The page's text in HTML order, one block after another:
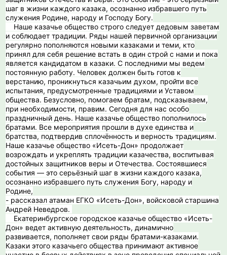
шаг в жизни каждого казака, осознанно избравшего путь
служения Родине, народу и Господу Богу.
️ Наше казачье общество строго следует дедовым заветам
и соблюдает традиции. Ряды нашей первичной организации
регулярно пополняются новыми казаками и теми, кто
принял для себя решение встать в один строй с нами и пока
является кандидатом в казаки. С последними мы ведем
постоянную работу. Человек должен быть готов к
верстанию, проникнуться казачьим духом, пройти все
испытания, предусмотренные традициями и Уставом
общества. Безусловно, помогаем братам, подсказываем,
при необходимости, правим. Сегодня для нас особо
праздничный день. Наше казачье общество пополнилось
братами. Все мероприятия прошли в духе единства и
братства, подтвердив сплочённость и верность традициям.
Наше казачье общество «Исеть-Дон» продолжает
возрождать и укреплять традиции казачества, воспитывая
достойных защитников веры и Отечества. Состоявшиеся
события — это серьёзный шаг в жизни каждого казака,
осознанно избравшего путь служения Богу, народу и
Родине,
- рассказал атаман ЕГКО «Исеть-Дон», войсковой старшина
Андрей Неведров.
️ Екатеринбургское городское казачье общество «Исеть-
Дон» ведет активную деятельность, динамично
развивается, пополняет свои ряды братами-казаками.
Казаки этого казачьего общества принимают активное